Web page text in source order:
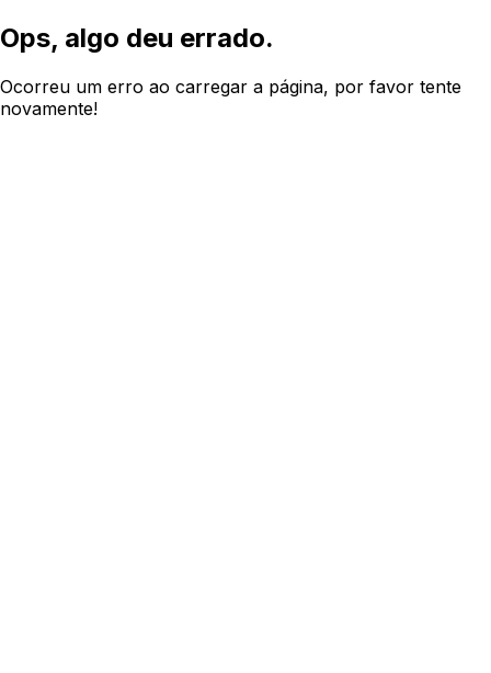
Ops, algo deu errado.
Ocorreu um erro ao carregar a página, por favor tente
novamente!